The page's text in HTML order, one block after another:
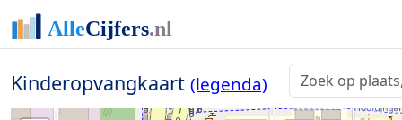
Kinderopvangkaart (legenda)